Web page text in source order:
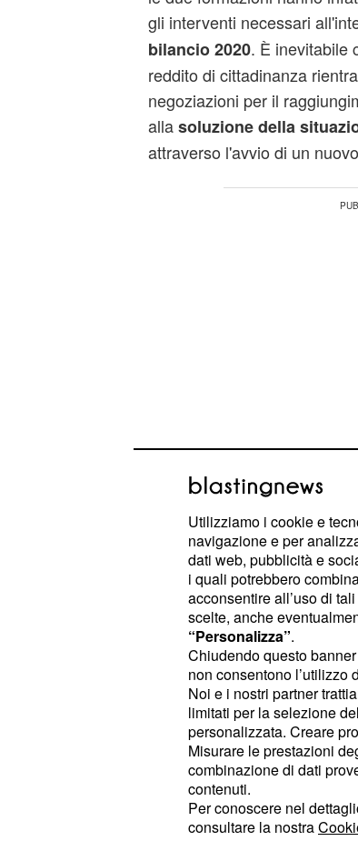
gli interventi necessari
bilancio 2020. È inevitabile
reddito di cittadinanza
negoziazioni per il
allasoluzione della
attraverso l'avvio di un
Pensioni
per avere l'APE
Entrando nel merito del
flessibilità previdenziale,
una rivisitazione (o un
Quest'ultima potrebbe
ingresso, anche
rispetto alle ipotesi iniziali.
confermato, una seconda
periodo di
scadenza al termine del
provvedimento consente
partiredai 62 anni di età e
Utilizziamo i cookie e
navigazione e per
dati web, pubblicità e
i quali potrebbero
acconsentire all’uso di
scelte, anche
“Personalizza”.
Chiudendo questo
non consentono l’utilizzo
Noi e i nostri partner
limitati per la selezione
personalizzata. Creare
Misurare le prestazioni
combinazione di dati
contenuti.
Per conoscere nel
consultare la nostra